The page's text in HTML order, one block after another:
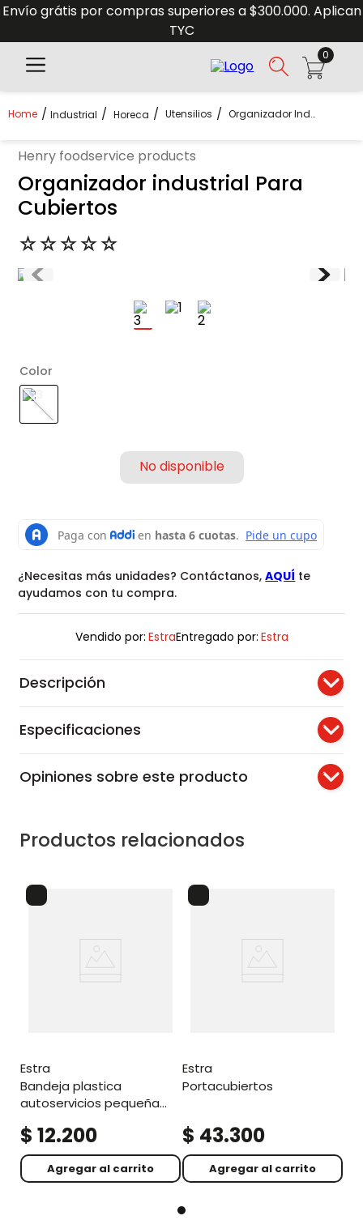
Envío grátis por compras superiores a $300.000. Aplican
TYC
0
Industrial Horeca Utensilios Organizador Industrial Para Cubiertos
henry foodservice products
Organizador industrial Para
Cubiertos
☆☆☆☆☆
Color
¿Necesitas más unidades? Contáctanos,AQUÍ te
ayudamos con tu compra.
Vendido por: EstraEntregado por: Estra
Descripción
Especificaciones
Opiniones sobre este producto
Productos relacionados
estra
bandeja plastica
autoservicios pequeña
$ 12.200
Agregar al carrito
estra
portacubiertos
$ 43.300
Agregar al carrito